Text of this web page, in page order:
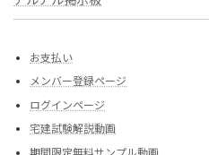
お支払い
メンバー登録ページ
ログインページ
宅建試験解説動画